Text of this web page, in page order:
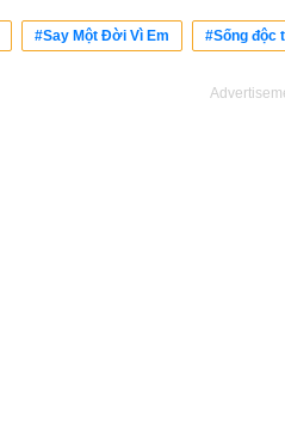
#Say Một Đời Vì Em #Sống độc